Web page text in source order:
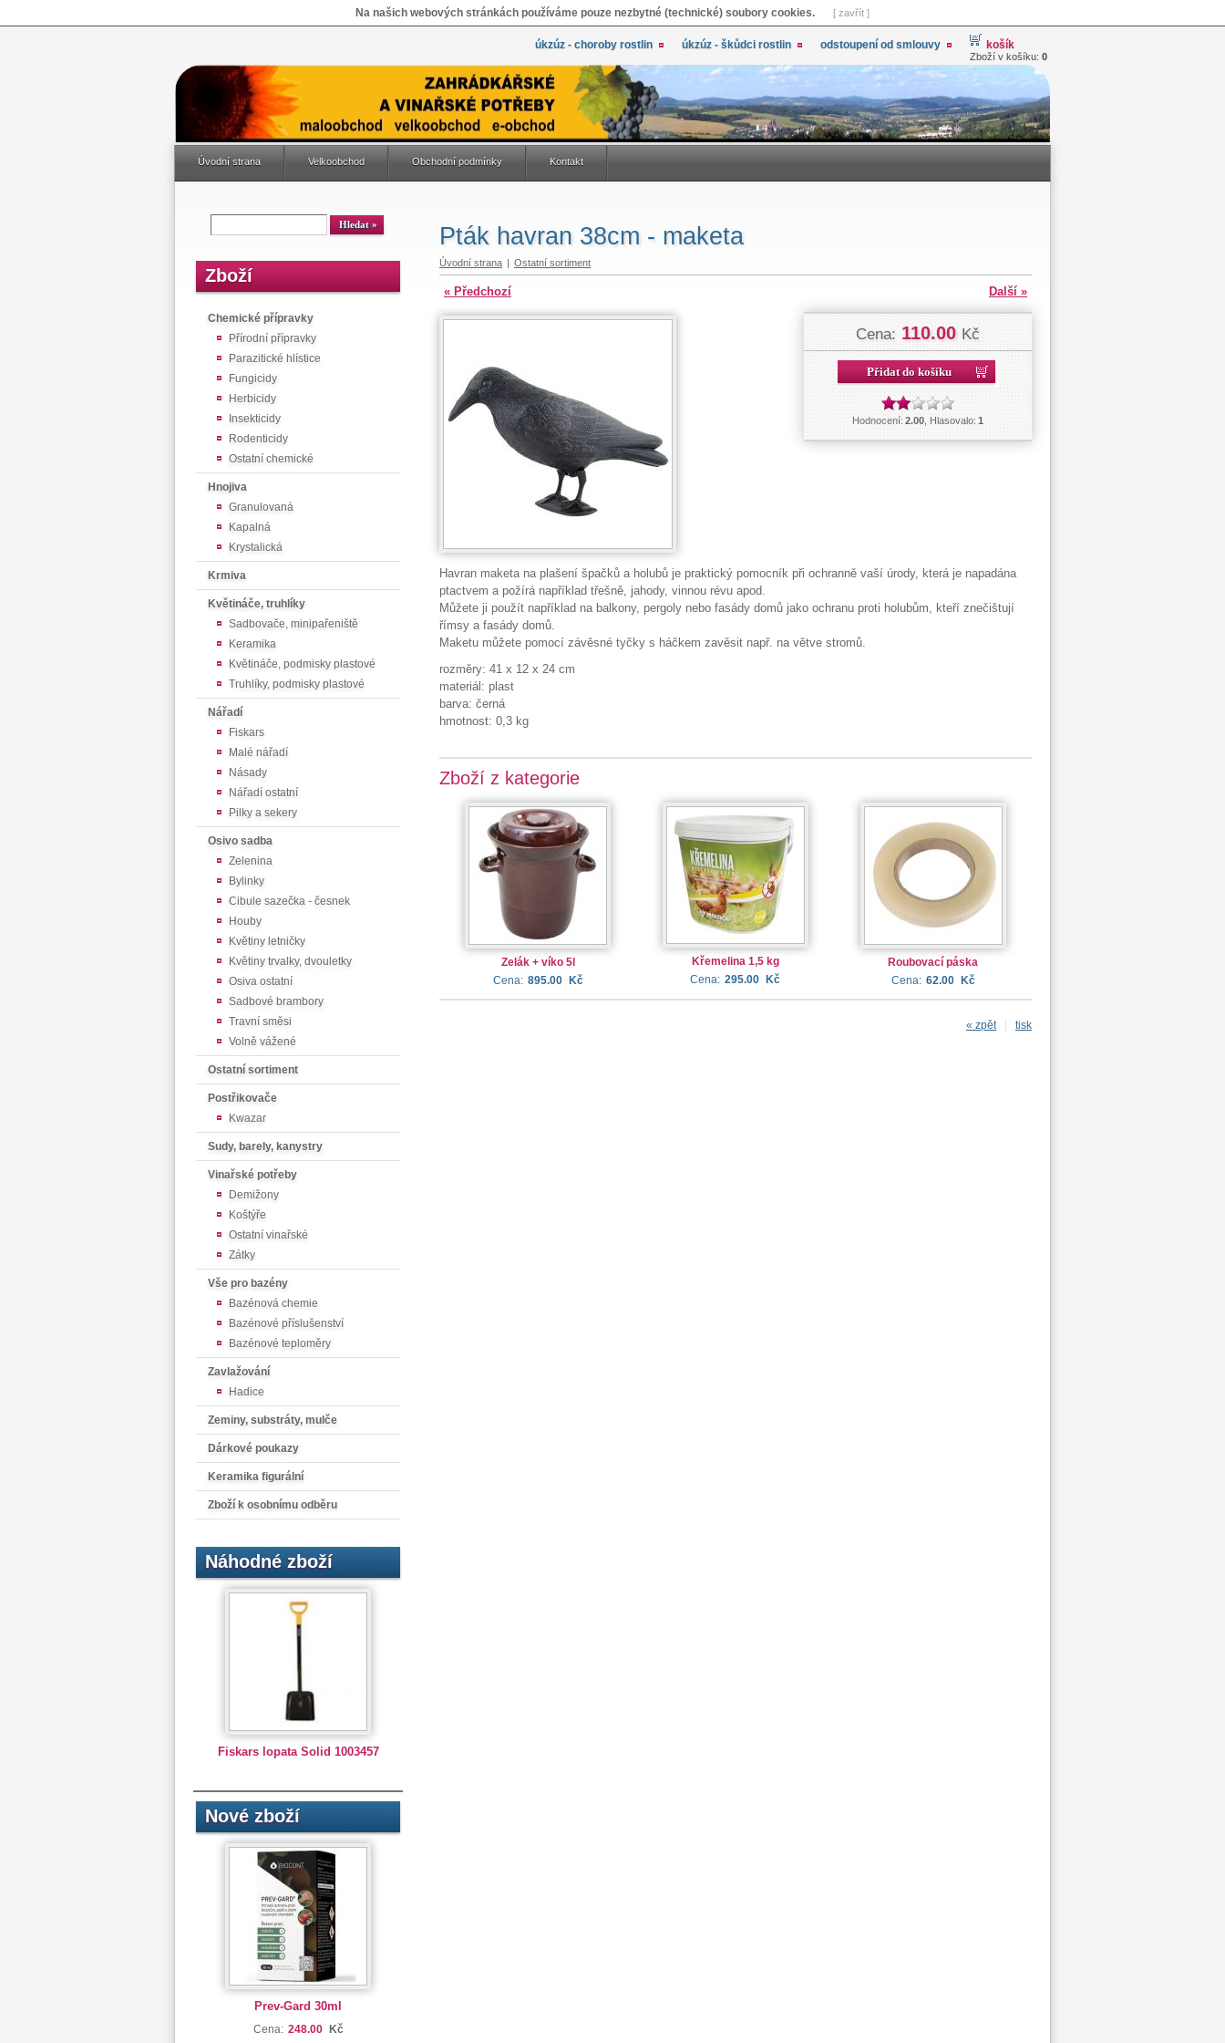
Na našich webových stránkách používáme pouze nezbytné (technické) soubory cookies. [ zavřít ]
úkzúz - choroby rostlin úkzúz - škůdci rostlin odstoupení od smlouvy košík
Zboží v košíku: 0
Úvodní strana Velkoobchod Obchodní podmínky Kontakt
Zboží
Chemické přípravky
Přírodní přípravky
Parazitické hlístice
Fungicidy
Herbicidy
Insekticidy
Rodenticidy
Ostatní chemické
Hnojiva
Granulovaná
Kapalná
Krystalická
Krmiva
Květináče, truhlíky
Sadbovače, minipařeniště
Keramika
Květináče, podmisky plastové
Truhlíky, podmisky plastové
Nářadí
Fiskars
Malé nářadí
Násady
Nářadí ostatní
Pilky a sekery
Osivo sadba
Zelenina
Bylinky
Cibule sazečka - česnek
Houby
Květiny letničky
Květiny trvalky, dvouletky
Osiva ostatní
Sadbové brambory
Travní směsi
Volně vážené
Ostatní sortiment
Postřikovače
Kwazar
Sudy, barely, kanystry
Vinařské potřeby
Demižony
Koštýře
Ostatní vinařské
Zátky
Vše pro bazény
Bazénová chemie
Bazénové příslušenství
Bazénové teploměry
Zavlažování
Hadice
Zeminy, substráty, mulče
Dárkové poukazy
Keramika figurální
Zboží k osobnímu odběru
Náhodné zboží
Fiskars lopata Solid 1003457
Nové zboží
Prev-Gard 30ml
Cena: 248.00 Kč
Pták havran 38cm - maketa
Úvodní strana | Ostatní sortiment
« Předchozí Další »
Cena: 110.00 Kč
Hodnocení:2.00, Hlasovalo:1
Havran maketa na plašení špačků a holubů je praktický pomocník při ochranně vaší úrody, která je napadána
ptactvem a požírá například třešně, jahody, vinnou révu apod.
Můžete ji použít například na balkony, pergoly nebo fasády domů jako ochranu proti holubům, kteří znečištují
římsy a fasády domů.
Maketu můžete pomocí závěsné tyčky s háčkem zavěsit např. na větve stromů.
rozměry: 41 x 12 x 24 cm
materiál: plast
barva: černá
hmotnost: 0,3 kg
Zboží z kategorie
Zelák + víko 5l
Cena: 895.00 Kč
Křemelina 1,5 kg
Cena: 295.00 Kč
Roubovací páska
Cena: 62.00 Kč
tisk
« zpět